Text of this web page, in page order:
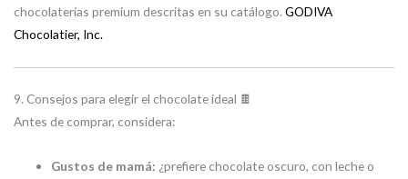
chocolaterías premium descritas en su catálogo. GODIVA
Chocolatier, Inc.
9. Consejos para elegir el chocolate ideal 🍫
Antes de comprar, considera:
Gustos de mamá: ¿prefiere chocolate oscuro, con leche o